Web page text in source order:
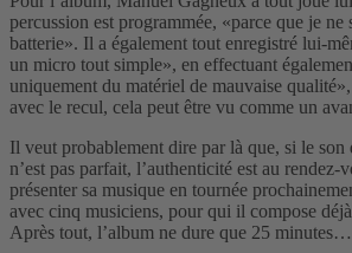
percussion est programmée, «parce que je ne
batterie». Il a également tout enregistré lui-
un micro tout simple», en effectuant
uniquement du matériel de mauvaise
avec le recul, cela peut être vu comme un
Il veut probablement dire par là que, si le son
n’est pas parfait, l’authenticité est au
présenter sa musique en tournée
avec cinq musiciens, pour qui il compose
Après tout, l’album ne dure que 25 minutes…